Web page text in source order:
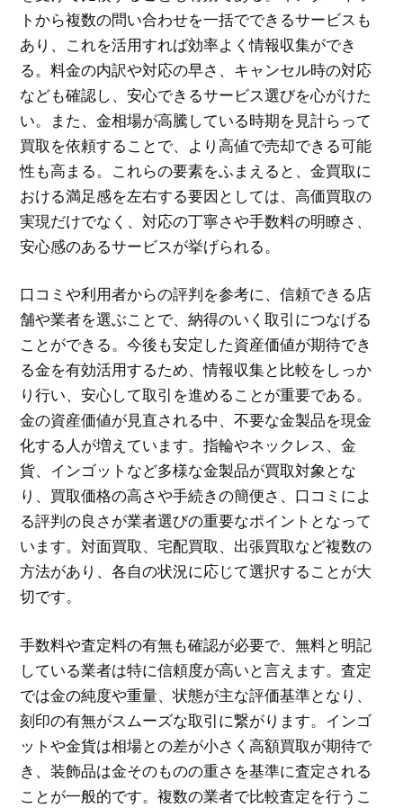
トから複数の問い合わせを一括でできるサービスも
あり、これを活用すれば効率よく情報収集ができ
る。料金の内訳や対応の早さ、キャンセル時の対応
なども確認し、安心できるサービス選びを心がけた
い。また、金相場が高騰している時期を見計らって
買取を依頼することで、より高値で売却できる可能
性も高まる。これらの要素をふまえると、金買取に
おける満足感を左右する要因としては、高価買取の
実現だけでなく、対応の丁寧さや手数料の明瞭さ、
安心感のあるサービスが挙げられる。
口コミや利用者からの評判を参考に、信頼できる店
舗や業者を選ぶことで、納得のいく取引につなげる
ことができる。今後も安定した資産価値が期待でき
る金を有効活用するため、情報収集と比較をしっか
り行い、安心して取引を進めることが重要である。
金の資産価値が見直される中、不要な金製品を現金
化する人が増えています。指輪やネックレス、金
貨、インゴットなど多様な金製品が買取対象とな
り、買取価格の高さや手続きの簡便さ、口コミによ
る評判の良さが業者選びの重要なポイントとなって
います。対面買取、宅配買取、出張買取など複数の
方法があり、各自の状況に応じて選択することが大
切です。
手数料や査定料の有無も確認が必要で、無料と明記
している業者は特に信頼度が高いと言えます。査定
では金の純度や重量、状態が主な評価基準となり、
刻印の有無がスムーズな取引に繋がります。インゴ
ットや金貨は相場との差が小さく高額買取が期待で
き、装飾品は金そのものの重さを基準に査定される
ことが一般的です。複数の業者で比較査定を行うこ